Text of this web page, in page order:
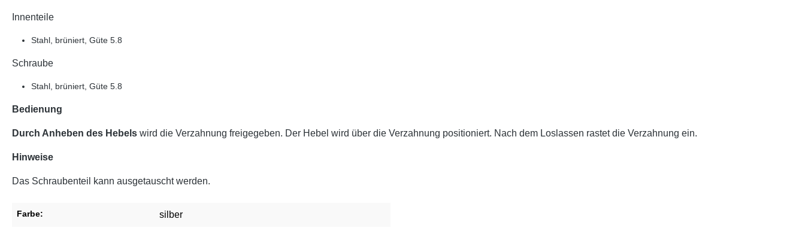
Innenteile
Stahl, brüniert, Güte 5.8
Schraube
Stahl, brüniert, Güte 5.8
Bedienung
Durch Anheben des Hebels wird die Verzahnung freigegeben. Der Hebel wird über die Verzahnung positioniert. Nach dem Loslassen rastet die Verzahnung ein.
Hinweise
Das Schraubenteil kann ausgetauscht werden.
Farbe: silber